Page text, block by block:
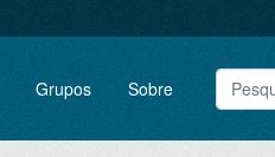
Grupos Sobre